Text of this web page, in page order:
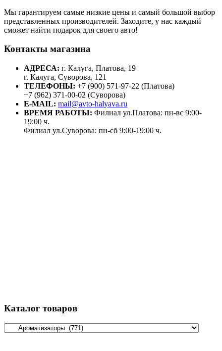
Мы гарантируем самые низкие цены и самый большой выбор
представленных производителей. Заходите, у нас каждый
сможет найти подарок для своего авто!
Контакты магазина
АДРЕСА: г. Калуга, Платова, 19
г. Калуга, Суворова, 121
ТЕЛЕФОНЫ: +7 (900) 571-97-22 (Платова)
+7 (962) 371-00-02 (Суворова)
E-MAIL: mail@avto-halyava.ru
ВРЕМЯ РАБОТЫ: Филиал ул.Платова: пн-вс 9:00-
19:00 ч.
Филиал ул.Суворова: пн-сб 9:00-19:00 ч.
Каталог товаров